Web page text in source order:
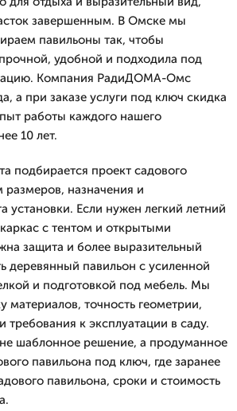
завершенным. В Омске мы
павильоны так, чтобы
удобной и подходила под
Компания РадиДОМА-Омс
а при заказе услуги под ключ скидка
работы каждого нашего
10 лет.
подбирается проект садового
размеров, назначения и
установки. Если нужен легкий летний
с тентом и открытыми
защита и более выразительный
деревянный павильон с усиленной
и подготовкой под мебель. Мы
материалов, точность геометрии,
требования к эксплуатации в саду.
не шаблонное решение, а продуманное
павильона под ключ, где заранее
павильона, сроки и стоимость